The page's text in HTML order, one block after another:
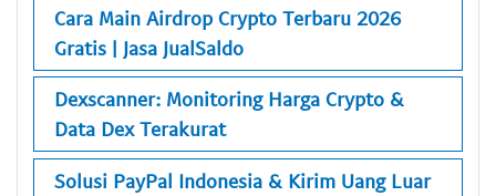
Cara Main Airdrop Crypto Terbaru 2026
Gratis | Jasa JualSaldo
Dexscanner: Monitoring Harga Crypto &
Data Dex Terakurat
Solusi PayPal Indonesia & Kirim Uang Luar